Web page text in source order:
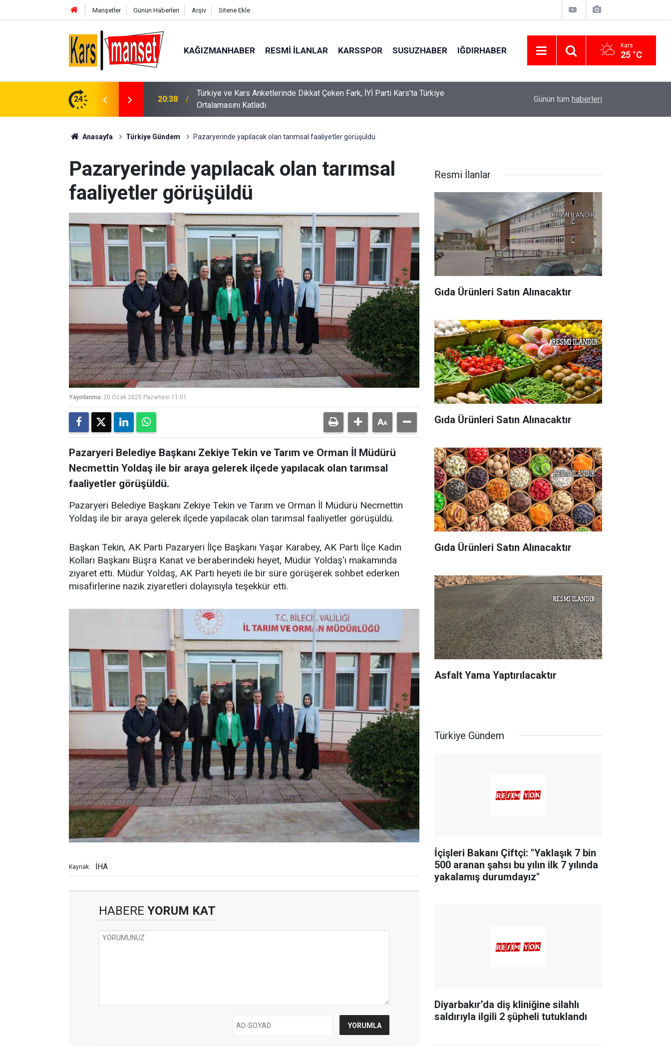
Manşetler Günün Haberleri Arşiv Sitene Ekle
KAĞIZMANHABER RESMI İLANLAR KARSSPOR SUSUZHABER IĞDIRHABER Kars
25 °C
24
Çeken Fark, İYİ Parti Kars’ta Türkiye
20:37
İçişleri Bakanı Çiftçi: "Yaklaşık 7 bin 500 aranan şahsı bu yılın ilk 7 yılında
yakalamış durumdayız"
Diyarbakır’da diş kliniğine silahlı saldırıyla
Günün tüm haberleri
Anasayfa Türkiye Gündem Pazaryerinde yapılacak olan tarımsal faaliyetler görüşüldü
Pazaryerinde yapılacak olan tarımsal
faaliyetler görüşüldü
Yayınlanma: 20 Ocak 2025 Pazartesi 11:01
Pazaryeri Belediye Başkanı Zekiye Tekin ve Tarım ve Orman İl Müdürü
Necmettin Yoldaş ile bir araya gelerek ilçede yapılacak olan tarımsal
faaliyetler görüşüldü.
Pazaryeri Belediye Başkanı Zekiye Tekin ve Tarım ve Orman İl Müdürü Necmettin
Yoldaş ile bir araya gelerek ilçede yapılacak olan tarımsal faaliyetler görüşüldü.
Başkan Tekin, AK Parti Pazaryeri İlçe Başkanı Yaşar Karabey, AK Parti İlçe Kadın
Kolları Başkanı Büşra Kanat ve beraberindeki heyet, Müdür Yoldaş'ı makamında
ziyaret etti. Müdür Yoldaş, AK Parti heyeti ile bir süre görüşerek sohbet ederken
misafirlerine nazik ziyaretleri dolayısıyla teşekkür etti.
Kaynak: İHA
HABERE YORUM KAT
Resmi İlanlar
Gıda Ürünleri Satın Alınacaktır
Gıda Ürünleri Satın Alınacaktır
Gıda Ürünleri Satın Alınacaktır
Asfalt Yama Yaptırılacaktır
Türkiye Gündem
İçişleri Bakanı Çiftçi: "Yaklaşık 7 bin
500 aranan şahsı bu yılın ilk 7 yılında
yakalamış durumdayız"
Diyarbakır’da diş kliniğine silahlı
saldırıyla ilgili 2 şüpheli tutuklandı